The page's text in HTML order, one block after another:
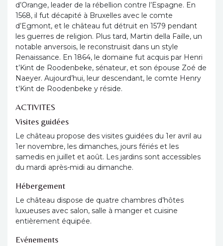
d’Orange, leader de la rébellion contre l’Espagne. En
1568, il fut décapité à Bruxelles avec le comte
d’Egmont, et le château fut détruit en 1579 pendant
les guerres de religion. Plus tard, Martin della Faille, un
notable anversois, le reconstruisit dans un style
Renaissance. En 1864, le domaine fut acquis par Henri
t’Kint de Roodenbeke, sénateur, et son épouse Zoé de
Naeyer. Aujourd’hui, leur descendant, le comte Henry
t’Kint de Roodenbeke y réside.
ACTIVITES
Visites guidées
Le château propose des visites guidées du 1er avril au
1er novembre, les dimanches, jours fériés et les
samedis en juillet et août. Les jardins sont accessibles
du mardi après-midi au dimanche.
Hébergement
Le château dispose de quatre chambres d’hôtes
luxueuses avec salon, salle à manger et cuisine
entièrement équipée.
Evénements